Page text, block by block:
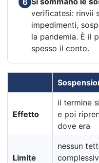
verificatesi: rinvii
impedimenti,
la pandemia. È il
spesso il conto.
Effetto
il termine
e poi
dove era
Limite
nessun